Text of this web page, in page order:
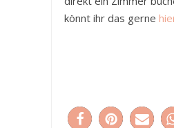
könnt ihr das gerne